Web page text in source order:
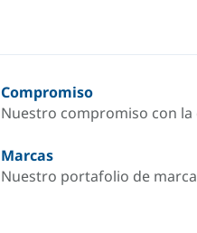
Compromiso
Nuestro compromiso con
Marcas
Nuestro portafolio de